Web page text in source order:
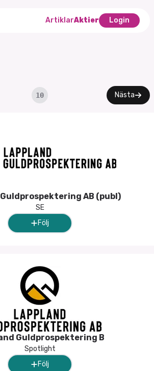
ArtiklarAktier Login
10 Nästa
AB (publ)
SE
Följ
Guldprospektering B
Spotlight
Följ